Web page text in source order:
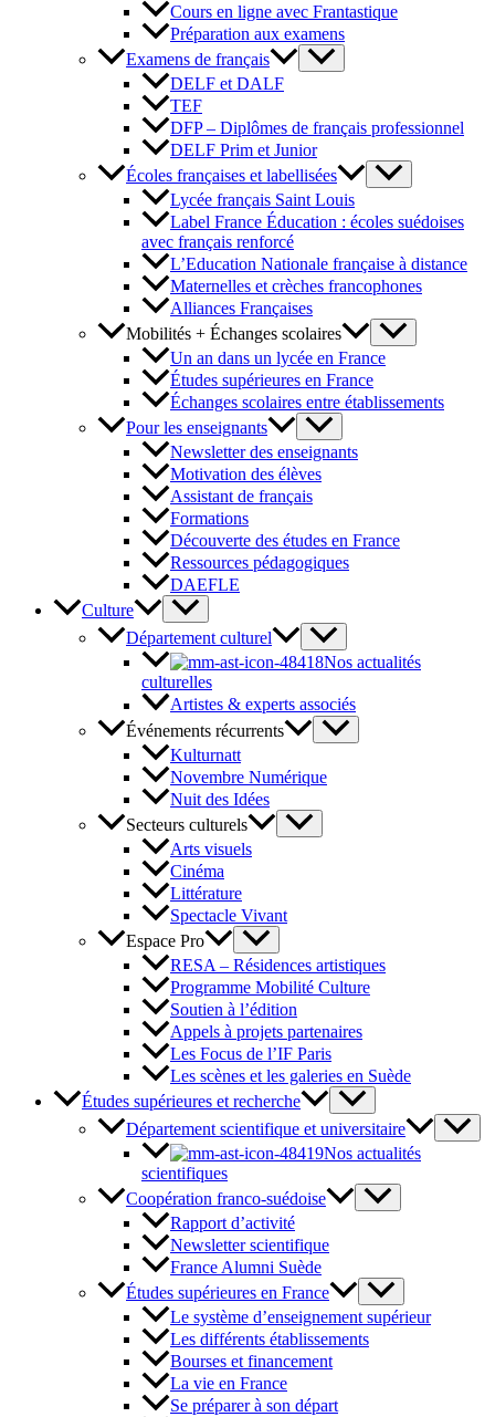
Cours en ligne avec Frantastique
Préparation aux examens
Examens de français
DELF et DALF
TEF
DFP – Diplômes de français professionnel
DELF Prim et Junior
Écoles françaises et labellisées
Lycée français Saint Louis
Label France Éducation : écoles suédoises
avec français renforcé
L’Education Nationale française à distance
Maternelles et crèches francophones
Alliances Françaises
Mobilités + Échanges scolaires
Un an dans un lycée en France
Études supérieures en France
Échanges scolaires entre établissements
Pour les enseignants
Newsletter des enseignants
Motivation des élèves
Assistant de français
Formations
Découverte des études en France
Ressources pédagogiques
DAEFLE
Culture
Département culturel
Nos actualités
culturelles
Artistes & experts associés
Événements récurrents
Kulturnatt
Novembre Numérique
Nuit des Idées
Secteurs culturels
Arts visuels
Cinéma
Littérature
Spectacle Vivant
Espace Pro
RESA – Résidences artistiques
Programme Mobilité Culture
Soutien à l’édition
Appels à projets partenaires
Les Focus de l’IF Paris
Les scènes et les galeries en Suède
Études supérieures et recherche
Département scientifique et universitaire
Nos actualités
scientifiques
Coopération franco-suédoise
Rapport d’activité
Newsletter scientifique
France Alumni Suède
Études supérieures en France
Le système d’enseignement supérieur
Les différents établissements
Bourses et financement
La vie en France
Se préparer à son départ